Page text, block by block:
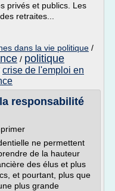
privés et publics. Les
retraites...
dans la vie politique /
/ politique
crise de l'emploi en
responsabilité
ne permettent
de la hauteur
des élus et plus
et pourtant, plus que
plus grande